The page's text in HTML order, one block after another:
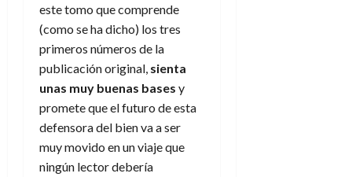
este tomo que comprende
(como se ha dicho) los tres
primeros números de la
publicación original, sienta
unas muy buenas bases y
promete que el futuro de esta
defensora del bien va a ser
muy movido en un viaje que
ningún lector debería